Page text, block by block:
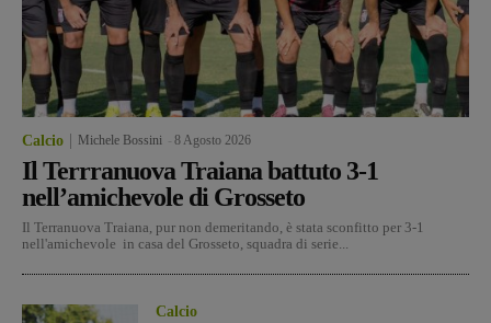
Calcio Michele Bossini 8 Agosto 2026
Il Terrranuova Traiana battuto 3-1
nell’amichevole di Grosseto
Il Terranuova Traiana, pur non demeritando, è stata sconfitto per 3-1
nell'amichevole in casa del Grosseto, squadra di serie...
Calcio